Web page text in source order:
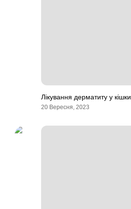
Лікування дерматиту у кішки
20 Вересня, 2023